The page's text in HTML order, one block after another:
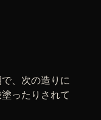
、次の造りに
ったりされて